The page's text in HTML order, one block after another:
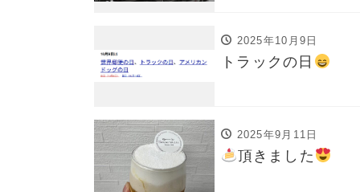
2025年10月9日
トラックの日
2025年9月11日
頂きました